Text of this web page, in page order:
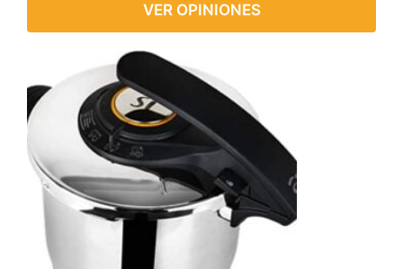
VER OPINIONES